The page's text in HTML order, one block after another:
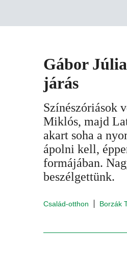
Gábor
járás
Színészóriások
Miklós, majd
akart soha a
ápolni kell,
formájában.
beszélgettünk.
Család-otthon Borzák